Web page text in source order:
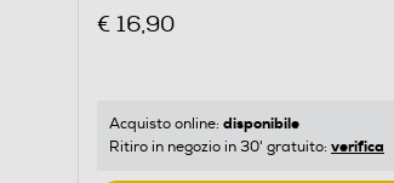
€ 16,90
Acquisto online: disponibile
Ritiro in negozio in 30' gratuito: verifica